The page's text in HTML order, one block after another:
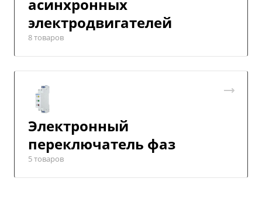
асинхронных
электродвигателей
8 товаров
Электронный
переключатель фаз
5 товаров